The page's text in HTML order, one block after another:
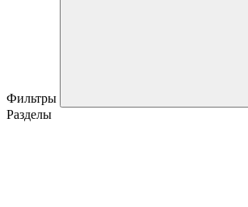
Фильтры
Разделы